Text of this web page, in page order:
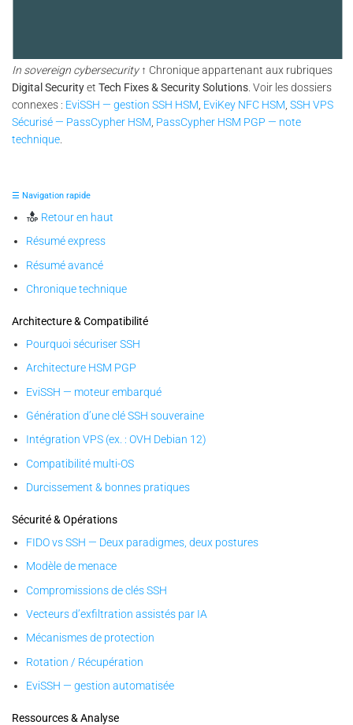
In sovereign cybersecurity↑ Chronique appartenant aux rubriques
Digital Securityet Tech Fixes & Security Solutions . Voir les dossiers
connexes : EviSSH — gestion SSH HSM EviKey NFC HSM SSH VPS
Sécurisé — PassCypher HSM PassCypher HSM PGP — note
technique
☰ Navigation rapide
Retour en haut
Résumé express
Résumé avancé
Chronique technique
Architecture & Compatibilité
Pourquoi sécuriser SSH
Architecture HSM PGP
EviSSH — moteur embarqué
Génération d’une clé SSH souveraine
Intégration VPS (ex. : OVH Debian 12)
Compatibilité multi-OS
Durcissement & bonnes pratiques
Sécurité & Opérations
FIDO vs SSH — Deux paradigmes, deux postures
Modèle de menace
Compromissions de clés SSH
Vecteurs d’exfiltration assistés par IA
Mécanismes de protection
Rotation / Récupération
EviSSH — gestion automatisée
Ressources & Analyse